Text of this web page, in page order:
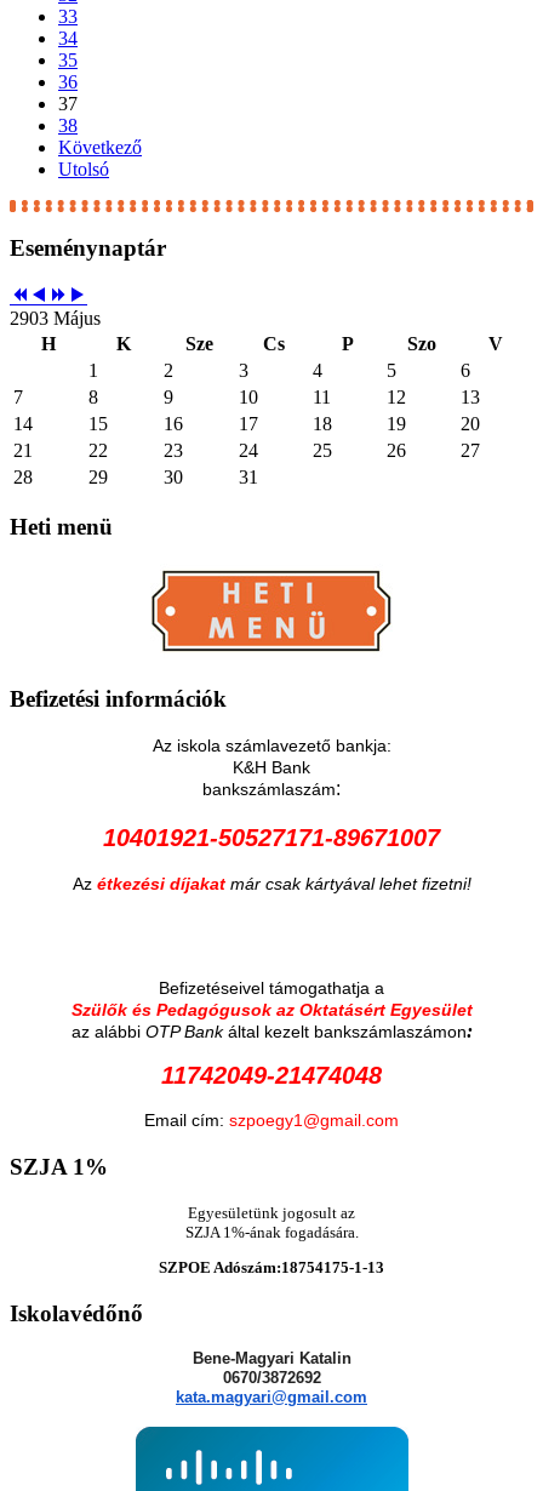
33
34
35
36
37
38
Következő
Utolsó
Eseménynaptár
2903 Május
H
K Sze Cs P Szo
V
1
2 3 4 5
6
7
8 9 10 11 12
13
14
15 16 17 18 19
20
21
22 23 24 25 26
27
28
29 30 31
Heti menü
Befizetési információk
Az iskola számlavezető bankja:
K&H Bank
bankszámlaszám:
10401921-50527171-89671007
Az étkezési díjakat már csak kártyával lehet fizetni!
Befizetéseivel támogathatja a
Szülők és Pedagógusok az Oktatásért Egyesület
az alábbi OTP Bankáltal kezelt bankszámlaszámon:
11742049-21474048
Email cím: szpoegy1@gmail.com
SZJA 1%
Egyesületünk jogosult az
SZJA 1%-ának fogadására.
SZPOE Adószám:18754175-1-13
Iskolavédőnő
Bene-Magyari Katalin
0670/3872692
kata.magyari@gmail.com